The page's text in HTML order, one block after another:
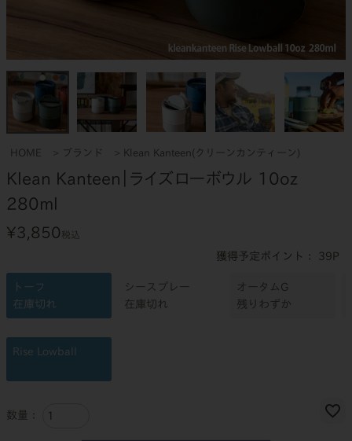
HOME ブランド Klean Kanteen(クリーンカンティーン)
Klean Kanteen｜ライズローボウル 10oz
280ml
¥3,850 税込
39
トーフ
在庫切れ
シースプレー
在庫切れ
オータムG
残りわずか
Rise Lowball